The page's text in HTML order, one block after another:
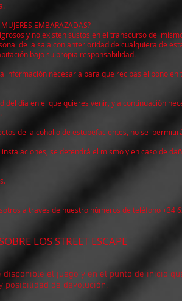
EMBARAZADAS?
y no existen sustos en el transcurso del
de la sala con anterioridad de cualquiera de
bajo su propia responsabilidad.
necesaria para que recibas el bono
día en el que quieres venir, y a continuación
del alcohol o de estupefacientes, no se
se detendrá el mismo y en caso de
a través de nuestro números de teléfono +34
STREET ESCAPE
el juego y en el punto de inicio
posibilidad de devolución.